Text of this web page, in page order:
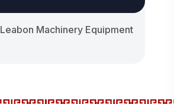
Machinery Equipment